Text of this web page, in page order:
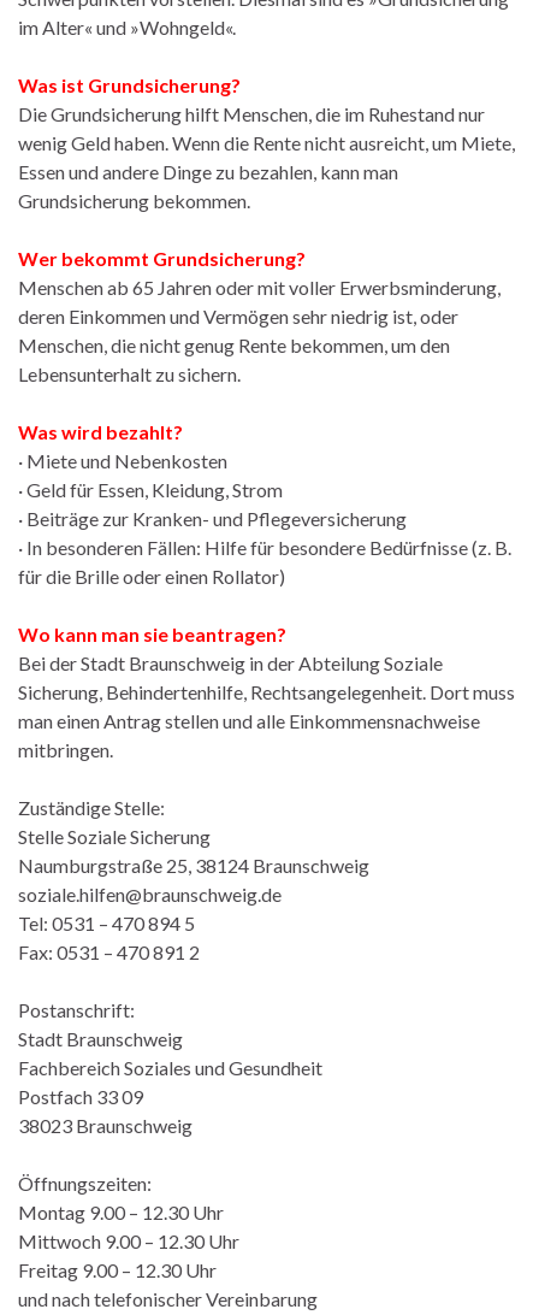
im Alter« und »Wohngeld«.
Was ist Grundsicherung?
Die Grundsicherung hilft Menschen, die im Ruhestand nur
wenig Geld haben. Wenn die Rente nicht ausreicht, um Miete,
Essen und andere Dinge zu bezahlen, kann man
Grundsicherung bekommen.
Wer bekommt Grundsicherung?
Menschen ab 65 Jahren oder mit voller Erwerbsminderung,
deren Einkommen und Vermögen sehr niedrig ist, oder
Menschen, die nicht genug Rente bekommen, um den
Lebensunterhalt zu sichern.
Was wird bezahlt?
· Miete und Nebenkosten
· Geld für Essen, Kleidung, Strom
· Beiträge zur Kranken- und Pflegeversicherung
· In besonderen Fällen: Hilfe für besondere Bedürfnisse (z. B.
für die Brille oder einen Rollator)
Wo kann man sie beantragen?
Bei der Stadt Braunschweig in der Abteilung Soziale
Sicherung, Behindertenhilfe, Rechtsangelegenheit. Dort muss
man einen Antrag stellen und alle Einkommensnachweise
mitbringen.
Zuständige Stelle:
Stelle Soziale Sicherung
Naumburgstraße 25, 38124 Braunschweig
soziale.hilfen@braunschweig.de
Tel: 0531 – 470 894 5
Fax: 0531 – 470 891 2
Postanschrift:
Stadt Braunschweig
Fachbereich Soziales und Gesundheit
Postfach 33 09
38023 Braunschweig
Öffnungszeiten:
Montag 9.00 – 12.30 Uhr
Mittwoch 9.00 – 12.30 Uhr
Freitag 9.00 – 12.30 Uhr
und nach telefonischer Vereinbarung